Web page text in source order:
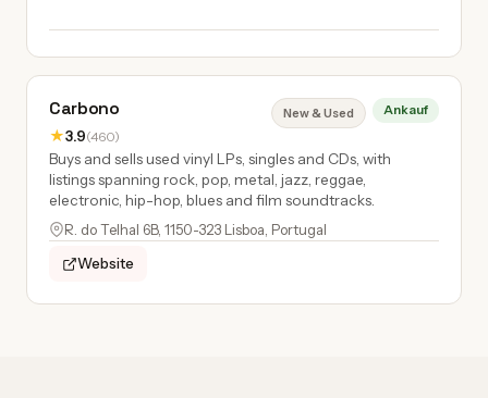
Carbono
★3.9(460)
New & Used Ankauf
Buys and sells used vinyl LPs, singles and CDs, with
listings spanning rock, pop, metal, jazz, reggae,
electronic, hip-hop, blues and film soundtracks.
R. do Telhal 6B, 1150-323 Lisboa, Portugal
Website